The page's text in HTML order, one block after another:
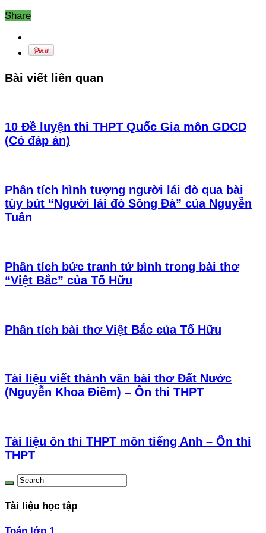
Share
Bài viết liên quan
10 Đề luyện thi THPT Quốc Gia môn GDCD
(Có đáp án)
Phân tích hình tượng người lái đò qua bài
tùy bút “Người lái đò Sông Đà” của Nguyễn
Tuân
Phân tích bức tranh tứ bình trong bài thơ
“Việt Bắc” của Tố Hữu
Phân tích bài thơ Việt Bắc của Tố Hữu
Tài liệu viết thành văn bài thơ Đất Nước
(Nguyễn Khoa Điềm) – Ôn thi THPT
Tài liệu ôn thi THPT môn tiếng Anh – Ôn thi
THPT
Tài liệu học tập